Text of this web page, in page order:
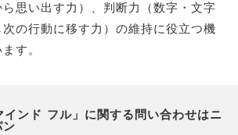
思い出す力）、判断力（数字・文字
の行動に移す力）の維持に役立つ機
す。
ンド フル」に関する問い合わせはニ
ン